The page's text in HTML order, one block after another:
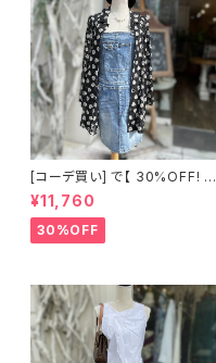
[コーデ買い] で【 30%OFF! 】2
点 ショート丈 デニム サロペット
スカート + 古着 Montsoie ハ
ート柄 シアーシャツ ブラック
¥11,760
30%OFF